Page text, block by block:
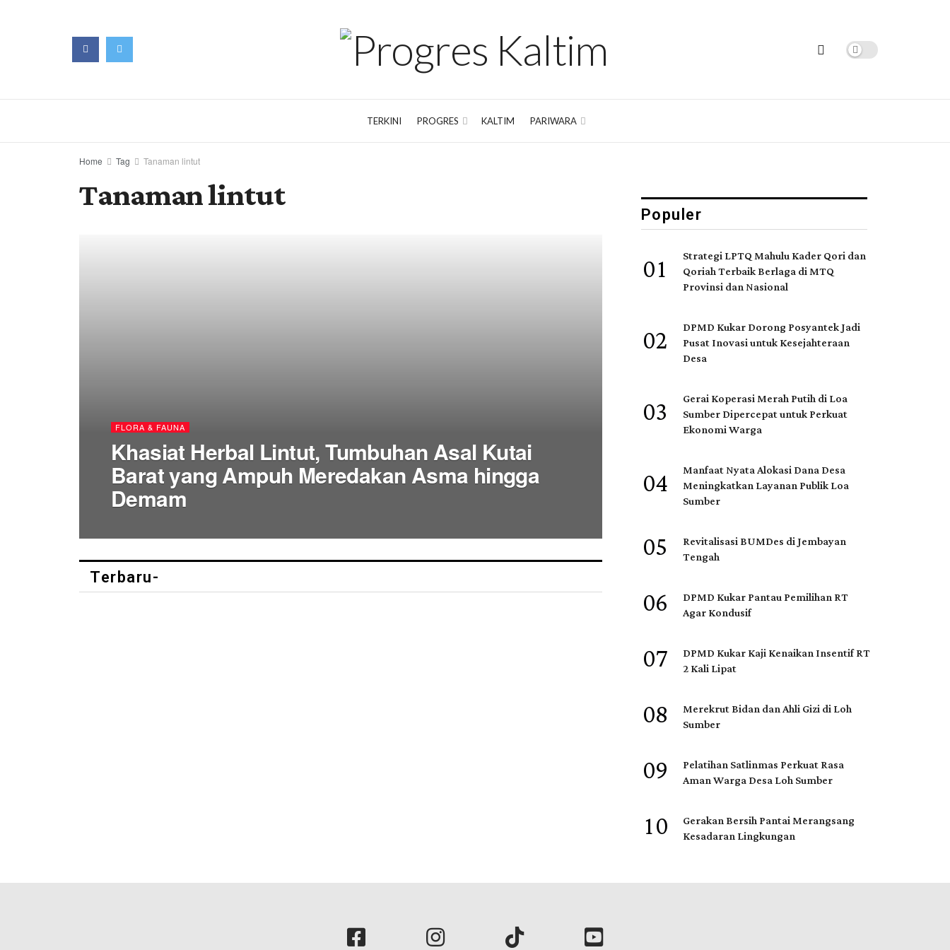
TERKINI PROGRES KALTIM PARIWARA
Home Tag Tanaman lintut
Tanaman lintut
FLORA & FAUNA
Khasiat Herbal Lintut, Tumbuhan Asal Kutai
Barat yang Ampuh Meredakan Asma hingga
Demam
Terbaru-
Populer
01 Strategi LPTQ Mahulu Kader Qori dan
Qoriah Terbaik Berlaga di MTQ
Provinsi dan Nasional
02 DPMD Kukar Dorong Posyantek Jadi
Pusat Inovasi untuk Kesejahteraan
Desa
03 Gerai Koperasi Merah Putih di Loa
Sumber Dipercepat untuk Perkuat
Ekonomi Warga
04 Manfaat Nyata Alokasi Dana Desa
Meningkatkan Layanan Publik Loa
Sumber
05 Revitalisasi BUMDes di Jembayan
Tengah
06 DPMD Kukar Pantau Pemilihan RT
Agar Kondusif
07 DPMD Kukar Kaji Kenaikan Insentif RT
2 Kali Lipat
08 Merekrut Bidan dan Ahli Gizi di Loh
Sumber
09 Pelatihan Satlinmas Perkuat Rasa
Aman Warga Desa Loh Sumber
10 Gerakan Bersih Pantai Merangsang
Kesadaran Lingkungan